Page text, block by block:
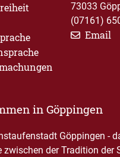
73033
(07161)
Email
in Göppingen
Göppingen -
zwischen der Tradition der